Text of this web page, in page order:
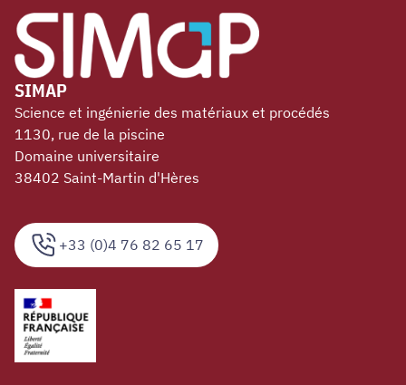
+33 (0)4 76 82 65 17
SIMAP
Science et ingénierie des matériaux et procédés
1130, rue de la piscine
Domaine universitaire
38402 Saint-Martin d'Hères